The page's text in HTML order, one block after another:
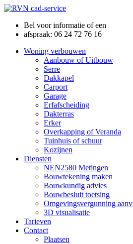
Bel voor informatie of een
afspraak: 06 24 72 76 16
Woning verbouwen
Aanbouw of Uitbouw
Serre
Dakkapel
Carport
Garage
Erfafscheiding
Dakterras
Erker
Overkapping of Veranda
Tuinhuis of schuur
Kozijnen
Diensten
NEN2580 Metingen
Bouwtekening maken
Bouwkundig advies
Bouwbesluit toetsing
Omgevingsvergunning
3D visualisatie
Tarieven
Contact
Plaatsen